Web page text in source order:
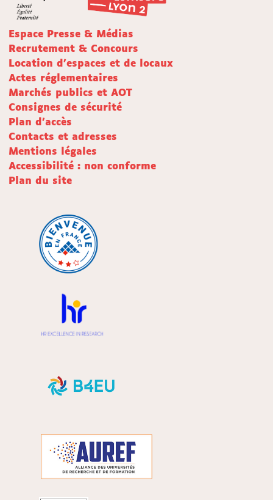
Espace Presse & Médias
Recrutement & Concours
Location d'espaces et de locaux
Actes réglementaires
Marchés publics et AOT
Consignes de sécurité
Plan d'accès
Contacts et adresses
Mentions légales
Accessibilité : non conforme
Plan du site